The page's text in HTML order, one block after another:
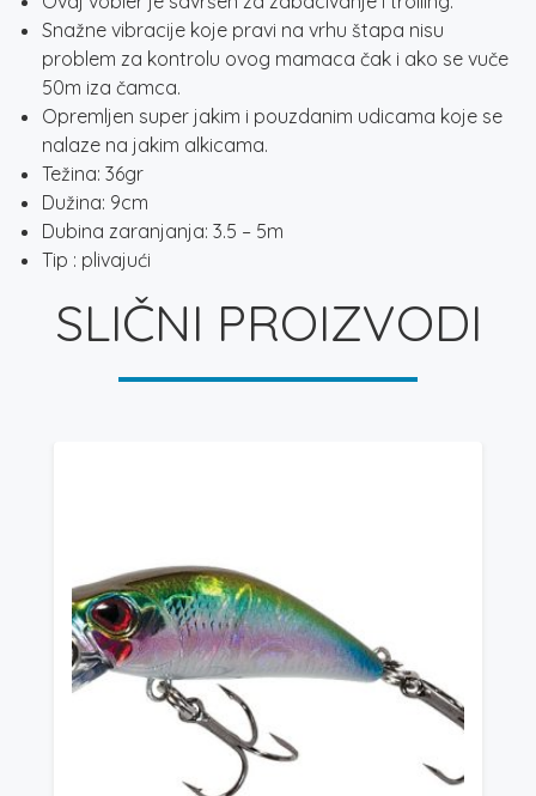
Snažne vibracije koje pravi na vrhu štapa nisu
problem za kontrolu ovog mamaca čak i ako se vuče
50m iza čamca.
Opremljen super jakim i pouzdanim udicama koje se
nalaze na jakim alkicama.
Težina: 36gr
Dužina: 9cm
Dubina zaranjanja: 3.5 – 5m
Tip : plivajući
SLIČNI PROIZVODI